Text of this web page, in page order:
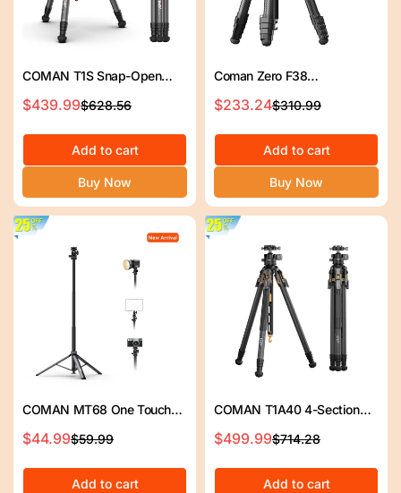
COMAN T1S Snap-Open
Carbon Fiber Video and
Photography Tripod with
Bowl Head 4 Legs 64.8"
セ
ー
ス
プ
ラ
イ
$439.99
通
常
格
$628.56
Add to cart
Buy Now
Coman Zero F38
Professional Travel Carbon
Fiber Diprod with Arca Ball
Head＆DJIクイックリリース
セ
ー
ス
プ
ラ
イ
$233.24
通
常
格
$310.99
Add to cart
Buy Now
COMAN MT68 One Touch
Quick Release Light Stand
Tripod 83.4” Adjust 360°
Pan
セ
ー
$44.99
通
常
$59.99
Add to cart
COMAN T1A40 4-Section
Carbon Fiber Snap Tripod
Dual Panoramic Hydraulic
Ball Head 66.5in 44lb Load
セ
ー
$499.99
通
常
$714.28
Add to cart